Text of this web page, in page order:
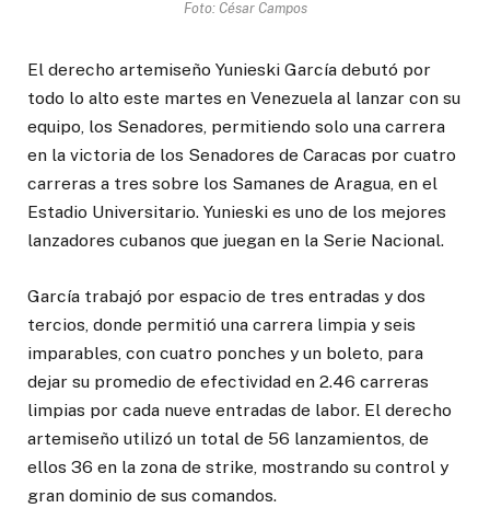
Foto: César Campos
El derecho artemiseño Yunieski García debutó por
todo lo alto este martes en Venezuela al lanzar con su
equipo, los Senadores, permitiendo solo una carrera
en la victoria de los Senadores de Caracas por cuatro
carreras a tres sobre los Samanes de Aragua, en el
Estadio Universitario. Yunieski es uno de los mejores
lanzadores cubanos que juegan en la Serie Nacional.
García trabajó por espacio de tres entradas y dos
tercios, donde permitió una carrera limpia y seis
imparables, con cuatro ponches y un boleto, para
dejar su promedio de efectividad en 2.46 carreras
limpias por cada nueve entradas de labor. El derecho
artemiseño utilizó un total de 56 lanzamientos, de
ellos 36 en la zona de strike, mostrando su control y
gran dominio de sus comandos.